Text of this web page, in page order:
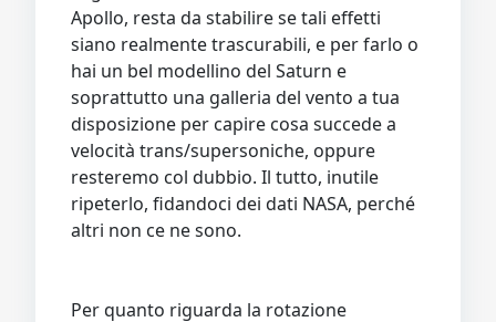
Apollo, resta da stabilire se tali effetti
siano realmente trascurabili, e per farlo o
hai un bel modellino del Saturn e
soprattutto una galleria del vento a tua
disposizione per capire cosa succede a
velocità trans/supersoniche, oppure
resteremo col dubbio. Il tutto, inutile
ripeterlo, fidandoci dei dati NASA, perché
altri non ce ne sono.
Per quanto riguarda la rotazione